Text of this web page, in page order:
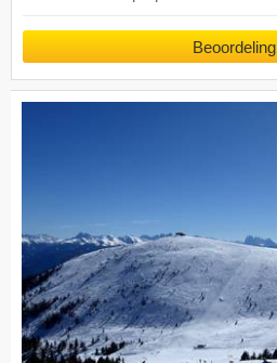
Beoordeling